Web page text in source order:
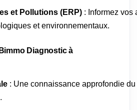
et Pollutions (ERP) : Informez vos
et environnementaux.
Diagnostic à
: Une connaissance approfondie